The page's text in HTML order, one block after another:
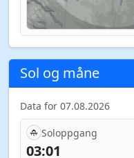
Sol og måne
Data for 07.08.2026
Soloppgang
03:01